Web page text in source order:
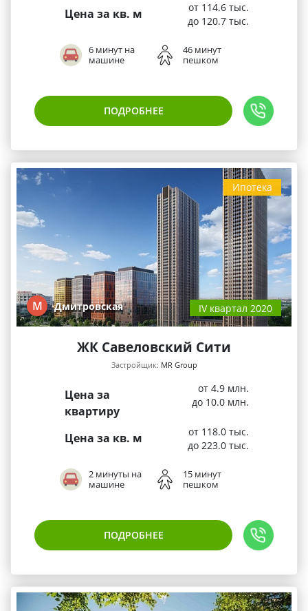
Цена за кв. м
от 114.6 тыс.
до 120.7 тыс.
6 минут на
машине
46 минут
пешком
ПОДРОБНЕЕ
Ипотека
М Дмитровская IV квартал 2020
ЖК Савеловский Сити
Застройщик: MR Group
Цена за
квартиру
от 4.9 млн.
до 10.0 млн.
Цена за кв. м
от 118.0 тыс.
до 223.0 тыс.
2 минуты на
машине
15 минут
пешком
ПОДРОБНЕЕ